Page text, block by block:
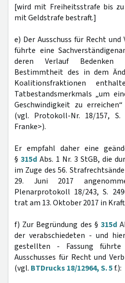
[wird mit Freiheitsstrafe bis
mit Geldstrafe bestraft.]
e) Der Ausschuss für Recht und
führte eine
deren Verlauf Bedenken
Bestimmtheit des in dem
Koalitionsfraktionen
Tatbestandsmerkmals „um
Geschwindigkeit zu
(vgl. Protokoll-Nr. 18/157, S.
Franke>).
Er empfahl daher eine
§ 315d Abs. 1 Nr. 3 StGB, die
im Zuge des 56.
29. Juni 2017
Plenarprotokoll 18/243, S.
trat am 13. Oktober 2017 in Kraft.
f) Zur Begründung des § 315d
der verabschiedeten - und
gestellten - Fassung
Ausschusses für Recht und
(vgl. BTDrucks 18/12964, S. 5f.):